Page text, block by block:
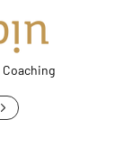
Coaching